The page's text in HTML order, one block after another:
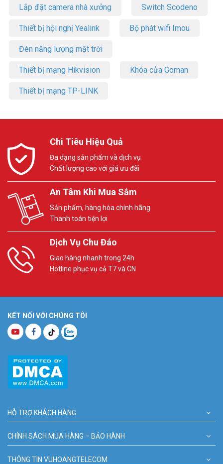
Lắp đặt camera nhà xưởng Switch Scodeno
Thiết bị hội nghị Yealink Bộ phát wifi Imou
Đèn năng lượng mặt trời
Thiết bị mạng Hikvision Khóa cửa Goman
Thiết bị mạng TP-LINK
Chi Tiêu Hiệu Quả
Đa dạng sản phẩm và dịch vụ
Chất lượng cao với giá ưu đãi
An Tâm Khi Mua Sắm
Sản phẩm, hàng hóa chính hãng
Thanh toán tiện lợi
Dịch Vụ Chu Đáo
Giao hàng nhanh trong 24h
Hotline phục vụ cả T7 và CN
KẾT NỐI VỚI CHÚNG TÔI
HỖ TRỢ KHÁCH HÀNG
CHÍNH SÁCH MUA HÀNG – BẢO HÀNH
THÔNG TIN VUHOANGTELECOM